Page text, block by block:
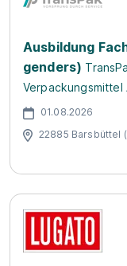
Ausbildung
genders)
Verpackungsmittel
01.08.2026
22885 Barsbüttel